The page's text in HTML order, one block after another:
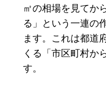
㎡の相場を見てか
る」という一連の
ます。これは都道
くる「市区町村か
す。